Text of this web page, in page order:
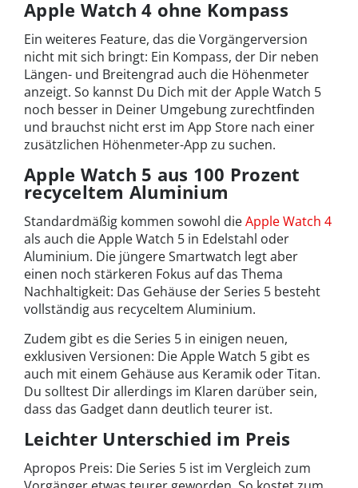
Apple Watch 4 ohne Kompass
Ein weiteres Feature, das die Vorgängerversion
nicht mit sich bringt: Ein Kompass, der Dir neben
Längen- und Breitengrad auch die Höhenmeter
anzeigt. So kannst Du Dich mit der Apple Watch 5
noch besser in Deiner Umgebung zurechtfinden
und brauchst nicht erst im App Store nach einer
zusätzlichen Höhenmeter-App zu suchen.
Apple Watch 5 aus 100 Prozent
recyceltem Aluminium
Standardmäßig kommen sowohl dieApple Watch 4
als auch die Apple Watch 5 in Edelstahl oder
Aluminium. Die jüngere Smartwatch legt aber
einen noch stärkeren Fokus auf das Thema
Nachhaltigkeit: Das Gehäuse der Series 5 besteht
vollständig aus recyceltem Aluminium.
Zudem gibt es die Series 5 in einigen neuen,
exklusiven Versionen: Die Apple Watch 5 gibt es
auch mit einem Gehäuse aus Keramik oder Titan.
Du solltest Dir allerdings im Klaren darüber sein,
dass das Gadget dann deutlich teurer ist.
Leichter Unterschied im Preis
Apropos Preis: Die Series 5 ist im Vergleich zum